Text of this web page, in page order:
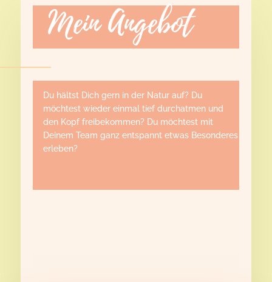
Mein Angebot
Du hältst Dich gern in der Natur auf? Du
möchtest wieder einmal tief durchatmen und
den Kopf freibekommen? Du möchtest mit
Deinem Team ganz entspannt etwas Besonderes
erleben?